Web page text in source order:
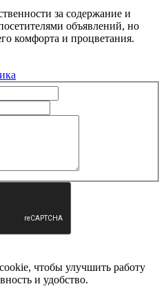
за содержание и
объявлений, но
комфорта и процветания.
чтобы улучшить работу
и удобство.